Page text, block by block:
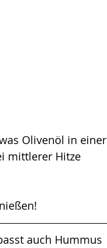
Olivenöl in einer
mittlerer Hitze
auch Hummus